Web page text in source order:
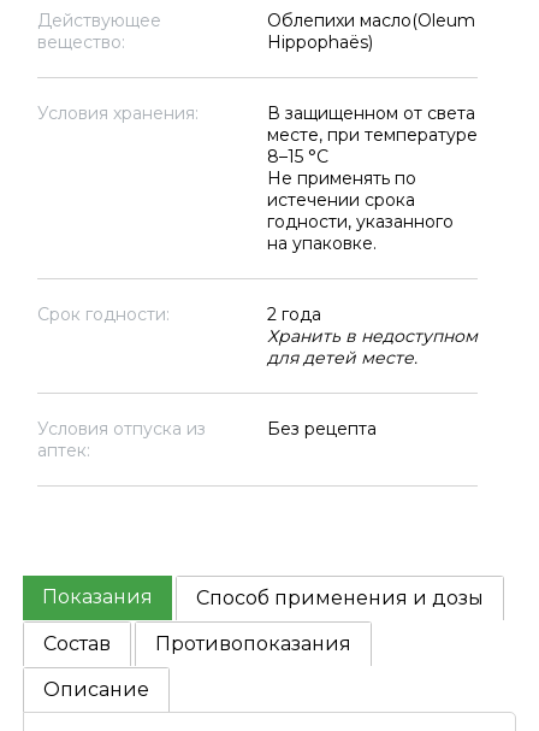
Действующее
вещество:
Облепихи масло(Oleum
Hippophaёs)
Условия хранения:
В защищенном от света
месте, при температуре
8–15 °C
Не применять по
истечении срока
годности, указанного
на упаковке.
Срок годности:
2 года
Хранить в недоступном
для детей месте.
Условия отпуска из
аптек:
Без рецепта
Показания
Способ применения и дозы
Состав
Противопоказания
Описание